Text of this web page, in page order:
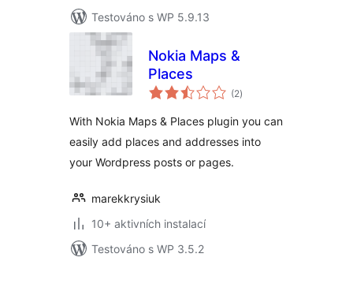
Testováno s WP 5.9.13
Nokia Maps &
Places
(2celkové
hodnocení
)
With Nokia Maps & Places plugin you can
easily add places and addresses into
your Wordpress posts or pages.
marekkrysiuk
10+ aktivních instalací
Testováno s WP 3.5.2